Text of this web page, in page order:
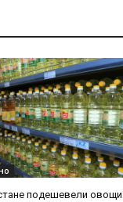
подешевели овощи